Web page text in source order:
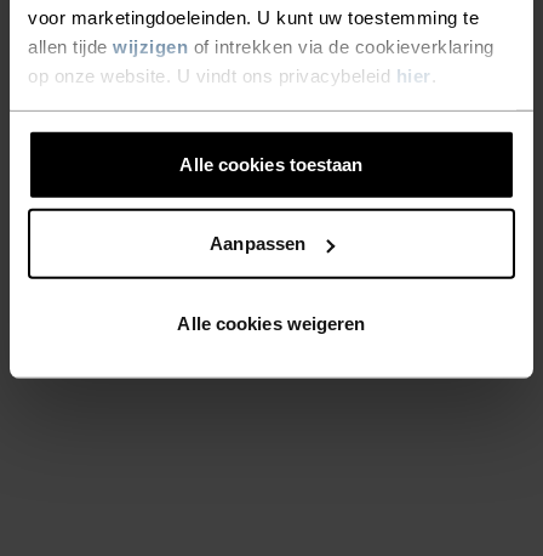
voor marketingdoeleinden. U kunt uw toestemming te
allen tijde wijzigen of intrekken via de cookieverklaring
op onze website. U vindt ons privacybeleid hier .
Alle cookies toestaan
Aanpassen
Alle cookies weigeren